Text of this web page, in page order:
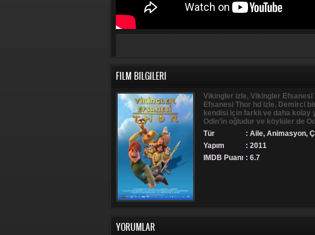
FILM BILGILERI
Vikingler izle, Vikingler
Efsanesi Thor hd izle, Demirci
kendisi için farklı ve daha kolay
Odin’in oğludur ve köylüler de
Tür
: Aile, Animasyon,
Yapım
: 2011
IMDB Puanı : 6.7
YORUMLAR